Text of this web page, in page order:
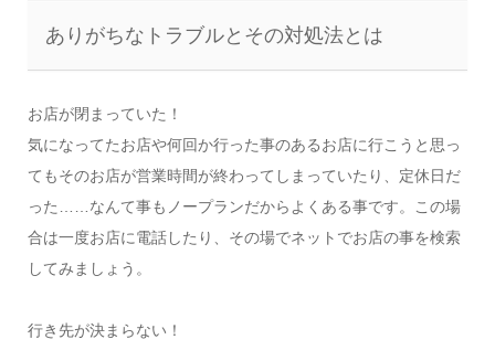
ありがちなトラブルとその対処法とは
お店が閉まっていた！
気になってたお店や何回か行った事のあるお店に行こうと思っ
てもそのお店が営業時間が終わってしまっていたり、定休日だ
った……なんて事もノープランだからよくある事です。この場
合は一度お店に電話したり、その場でネットでお店の事を検索
してみましょう。
行き先が決まらない！